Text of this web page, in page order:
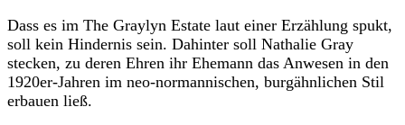
Dass es im The Graylyn Estate laut einer Erzählung spukt,
soll kein Hindernis sein. Dahinter soll Nathalie Gray
stecken, zu deren Ehren ihr Ehemann das Anwesen in den
1920er-Jahren im neo-normannischen, burgähnlichen Stil
erbauen ließ.